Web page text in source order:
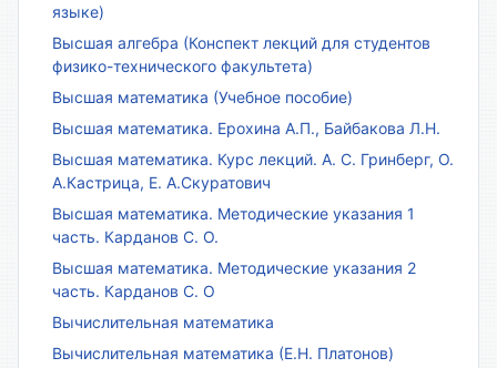
языке)
Высшая алгебра (Конспект лекций для студентов
физико-технического факультета)
Высшая математика (Учебное пособие)
Высшая математика. Ерохина А.П., Байбакова Л.Н.
Высшая математика. Курс лекций. А. С. Гринберг, О.
А.Кастрица, Е. А.Скуратович
Высшая математика. Методические указания 1
часть. Карданов С. О.
Высшая математика. Методические указания 2
часть. Карданов С. О
Вычислительная математика
Вычислительная математика (Е.Н. Платонов)